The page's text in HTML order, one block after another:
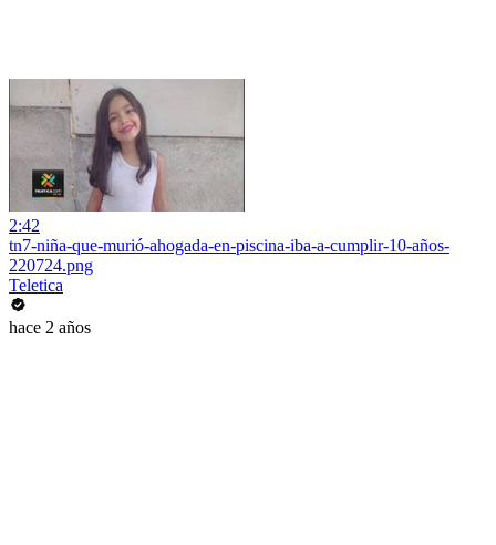
2:42
tn7-niña-que-murió-ahogada-en-piscina-iba-a-cumplir-10-años-
220724.png
Teletica
hace 2 años